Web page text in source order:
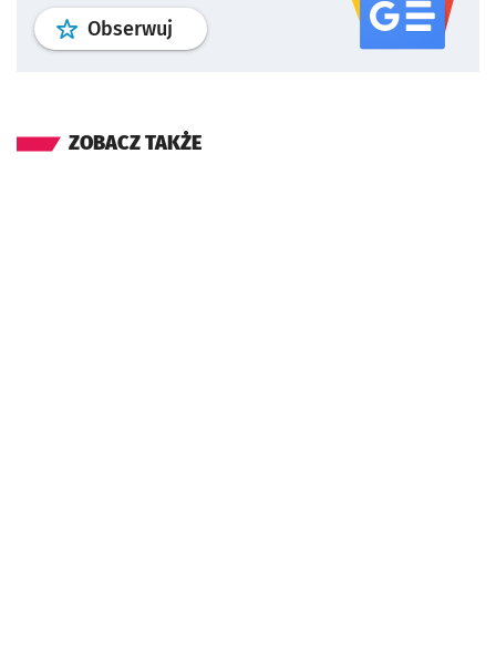
Obserwuj profil serwisu
ZOBACZ TAKŻE